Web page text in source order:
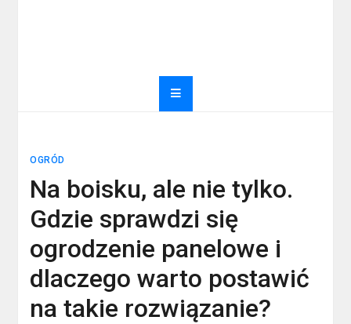
OGRÓD
Na boisku, ale nie tylko.
Gdzie sprawdzi się
ogrodzenie panelowe i
dlaczego warto postawić
na takie rozwiązanie?